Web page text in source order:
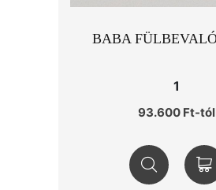
BABA
1
93.600 Ft-tól